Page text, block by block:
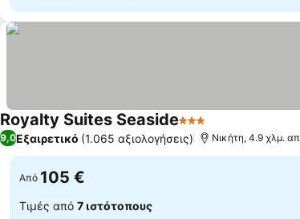
Royalty Suites Seaside3 Αστέρια
9,0Εξαιρετικό (1.065 αξιολογήσεις) Νικήτη, 4.9 χλμ.
Από 105 €
Τιμές από 7 ιστότοπους